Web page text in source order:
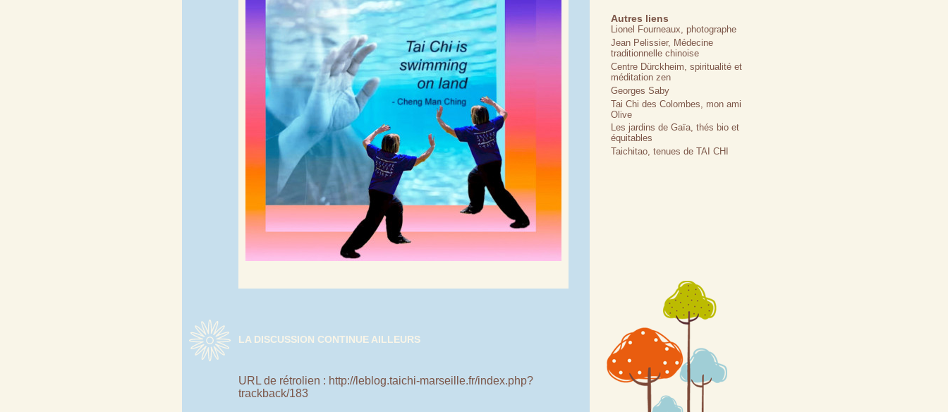
LA DISCUSSION CONTINUE AILLEURS
URL de rétrolien : http://leblog.taichi-marseille.fr/index.php?
trackback/183
Autres liens
Lionel Fourneaux, photographe
Jean Pelissier, Médecine
traditionnelle chinoise
Centre Dürckheim, spiritualité et
méditation zen
Georges Saby
Tai Chi des Colombes, mon ami
Olive
Les jardins de Gaïa, thés bio et
équitables
Taichitao, tenues de TAI CHI